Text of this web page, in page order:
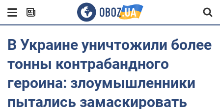
В Украине уничтожили более
тонны контрабандного
героина: злоумышленники
пытались замаскировать